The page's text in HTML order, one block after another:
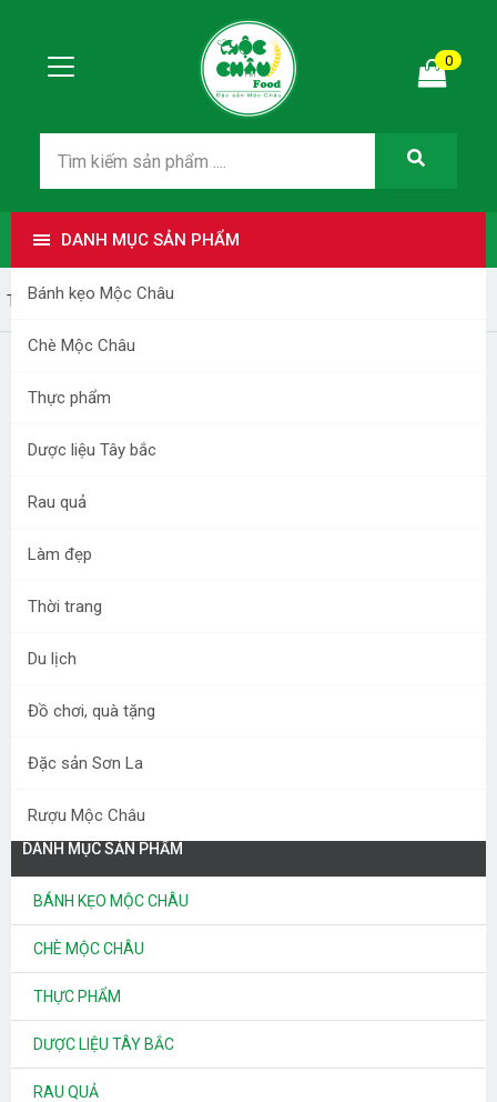
0
DANH MỤC SẢN PHẨM
Bánh kẹo Mộc Châu
Chè Mộc Châu
Thực phẩm
Dược liệu Tây bắc
Rau quả
Làm đẹp
Thời trang
Du lịch
Đồ chơi, quà tặng
Đặc sản Sơn La
Rượu Mộc Châu
Trang nhất tra sen moc chau
TRA SEN MOC CHAU
Việt Nam – Trà sen Mộc
DANH MỤC SẢN PHẨM
BÁNH KẸO MỘC CHÂU
CHÈ MỘC CHÂU
THỰC PHẨM
DƯỢC LIỆU TÂY BẮC
RAU QUẢ